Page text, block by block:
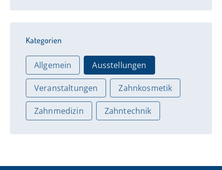
Kategorien
Allgemein Ausstellungen
Veranstaltungen Zahnkosmetik
Zahnmedizin Zahntechnik